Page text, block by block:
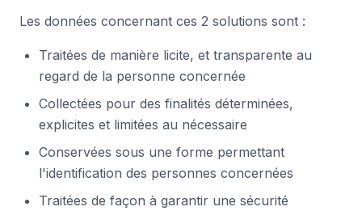
Les données concernant ces 2 solutions sont :
Traitées de manière licite, et transparente au
regard de la personne concernée
Collectées pour des finalités déterminées,
explicites et limitées au nécessaire
Conservées sous une forme permettant
l'identification des personnes concernées
Traitées de façon à garantir une sécurité